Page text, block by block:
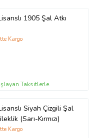
1905 Şal Atkı
Kargo
Taksitlerle
Siyah Çizgili Şal
(Sarı-Kırmızı)
Kargo